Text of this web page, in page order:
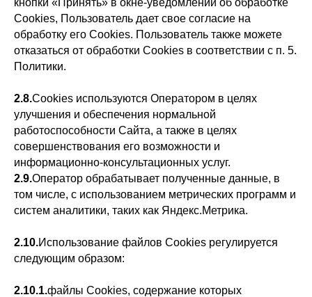
кнопки «Принять» в окне-уведомлении об обработке
Cookies, Пользователь дает свое согласие на
обработку его Cookies. Пользователь также можете
отказаться от обработки Cookies в соответствии с п. 5.
Политики.
2.8.Cookies используются Оператором в целях
улучшения и обеспечения нормальной
работоспособности Сайта, а также в целях
совершенствования его возможности и
информационно-консультационных услуг.
2.9.Оператор обрабатывает полученные данные, в
том числе, с использованием метрических программ и
систем аналитики, таких как Яндекс.Метрика.
2.10.Использование файлов Сookies регулируется
следующим образом:
2.10.1.файлы Сookies, содержание которых